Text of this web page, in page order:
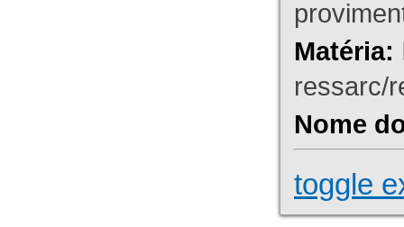
Matéria:
ressarc/
Nome
toggle